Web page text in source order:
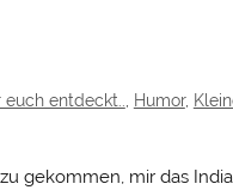
euch entdeckt.. Humor,
gekommen, mir das